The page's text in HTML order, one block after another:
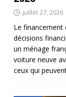
juillet 27, 2026
Le financement
décisions
un ménage
voiture neuve
ceux qui